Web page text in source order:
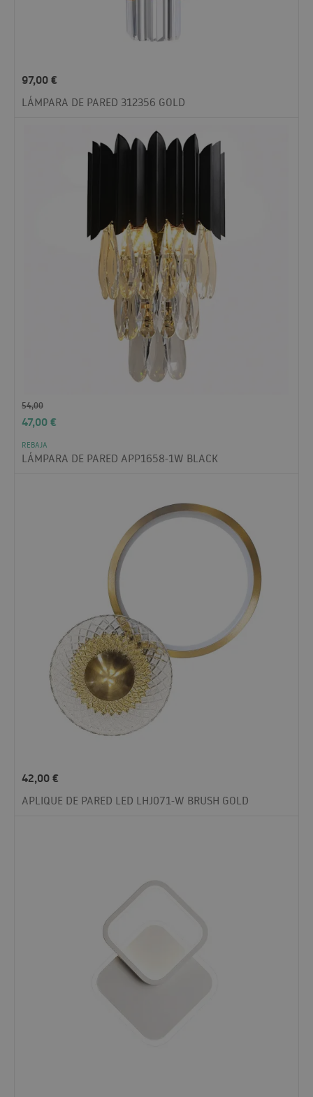
97,00€
LÁMPARA DE PARED 312356 GOLD
54,00
47,00€
REBAJA
LÁMPARA DE PARED APP1658-1W BLACK
42,00€
APLIQUE DE PARED LED LHJ071-W BRUSH GOLD